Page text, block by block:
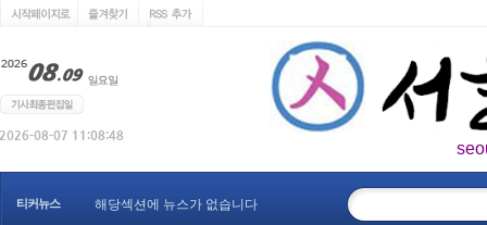
티커뉴스 해당섹션에 뉴스가 없습니다